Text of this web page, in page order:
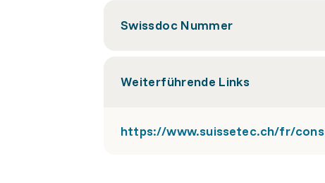
Swissdoc Nummer
Weiterführende Links
https://www.suissetec.ch/fr/